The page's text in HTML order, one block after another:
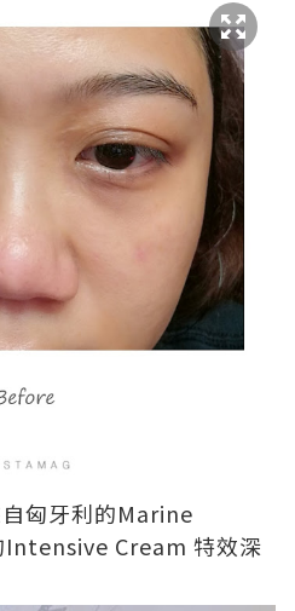
匈牙利的Marine
Cream 特效深